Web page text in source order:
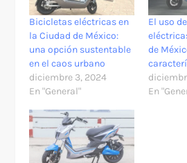
Bicicletas eléctricas en
la Ciudad de México:
una opción sustentable
en el caos urbano
diciembre 3, 2024
En "General"
El uso
de
En